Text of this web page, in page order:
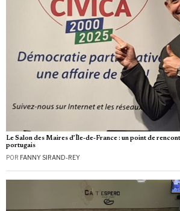
Le Salon des Maires d’Île-de-France : un point de
portugais
POR FANNY SIRAND-REY